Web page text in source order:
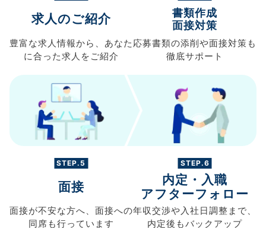
求人のご紹介
豊富な求人情報から、 あなた
に合った求人を ご紹介
書類作成
面接対策
応募書類の添削や面接対策も
徹底サポート
STEP.5
面接
面接が不安な方へ、 面接への
同席も行っています
STEP.6
内定・入職
アフターフォロー
年収交渉や入社日調整まで、
内定後もバックアップ